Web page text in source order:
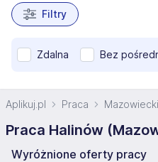
Filtry
Zdalna Bez
Aplikuj.pl Praca
Praca Halinów
Wyróżnione oferty pracy